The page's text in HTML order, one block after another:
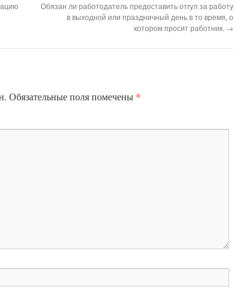
Обязан ли работодатель предоставить отгул за работу
в выходной или праздничный день в то время, о
котором просит работник. →
Обязательные поля помечены *